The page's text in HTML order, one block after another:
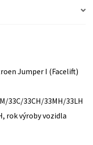
Jumper I (Facelift)
33C/33CH/33MH/33LH
rok výroby vozidla